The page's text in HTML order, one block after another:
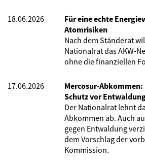
18.06.2026
Für eine echte
Atomrisiken
Nach dem Ständerat
Nationalrat das AKW-
ohne die finanziellen
17.06.2026
Mercosur-
Schutz vor
Der Nationalrat lehnt
Abkommen ab. Auch
gegen Entwaldung
dem Vorschlag der
Kommission.